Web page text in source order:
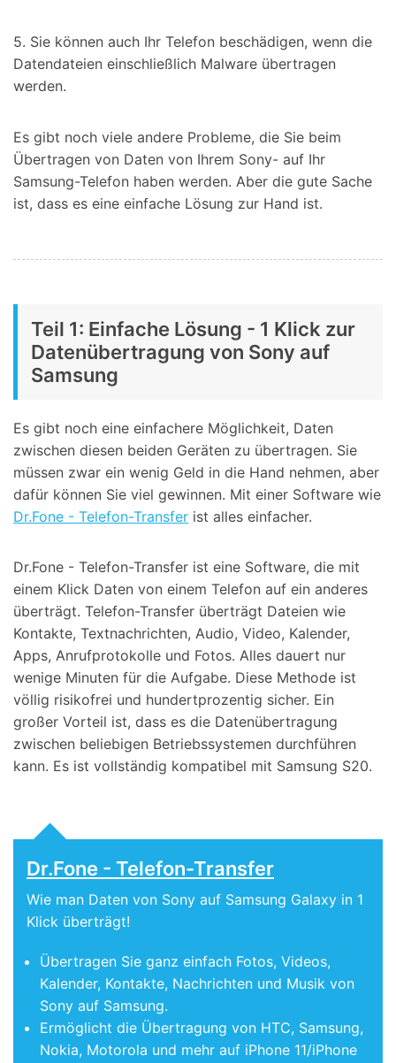
5. Sie können auch Ihr Telefon beschädigen, wenn die
Datendateien einschließlich Malware übertragen
werden.
Es gibt noch viele andere Probleme, die Sie beim
Übertragen von Daten von Ihrem Sony- auf Ihr
Samsung-Telefon haben werden. Aber die gute Sache
ist, dass es eine einfache Lösung zur Hand ist.
Teil 1: Einfache Lösung - 1 Klick zur
Datenübertragung von Sony auf
Samsung
Es gibt noch eine einfachere Möglichkeit, Daten
zwischen diesen beiden Geräten zu übertragen. Sie
müssen zwar ein wenig Geld in die Hand nehmen, aber
dafür können Sie viel gewinnen. Mit einer Software wie
Dr.Fone - Telefon-Transfer ist alles einfacher.
Dr.Fone - Telefon-Transfer ist eine Software, die mit
einem Klick Daten von einem Telefon auf ein anderes
überträgt. Telefon-Transfer überträgt Dateien wie
Kontakte, Textnachrichten, Audio, Video, Kalender,
Apps, Anrufprotokolle und Fotos. Alles dauert nur
wenige Minuten für die Aufgabe. Diese Methode ist
völlig risikofrei und hundertprozentig sicher. Ein
großer Vorteil ist, dass es die Datenübertragung
zwischen beliebigen Betriebssystemen durchführen
kann. Es ist vollständig kompatibel mit Samsung S20.
Dr.Fone - Telefon-Transfer
Wie man Daten von Sony auf Samsung Galaxy in 1
Klick überträgt!
Übertragen Sie ganz einfach Fotos, Videos,
Kalender, Kontakte, Nachrichten und Musik von
Sony auf Samsung.
Ermöglicht die Übertragung von HTC, Samsung,
Nokia, Motorola und mehr auf iPhone 11/iPhone